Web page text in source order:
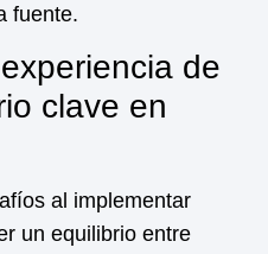
fuente.
de
clave en
al implementar
un equilibrio entre